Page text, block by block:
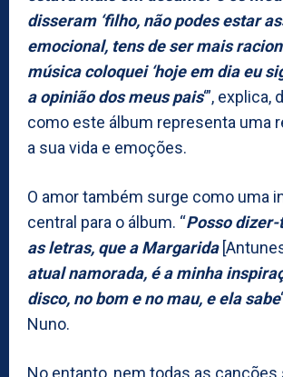
disseram ‘filho, não podes estar
emocional, tens de ser mais
música coloquei ‘hoje em dia eu
a opinião dos meus pais‘”,
como este álbum representa uma
a sua vida e emoções.
O amor também surge como uma
central para o álbum. “Posso
as letras, que a Margarida
atual namorada, é a minha
disco, no bom e no mau, e ela sabe
Nuno.
No entanto, nem todas as canções